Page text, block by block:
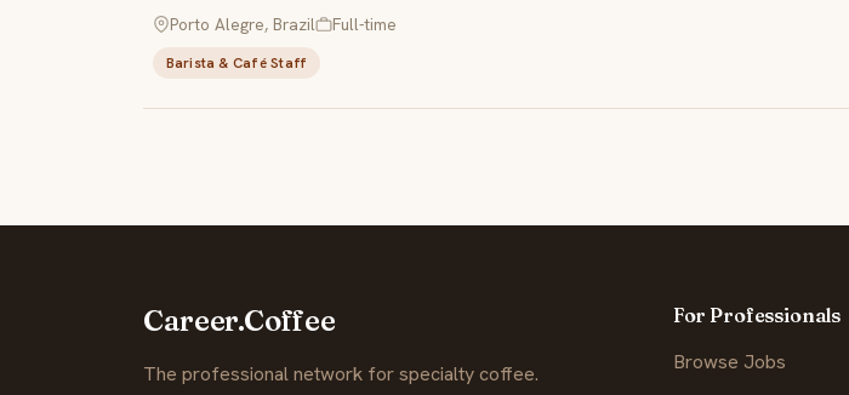
Porto Alegre, Brazil
Full-time
Barista & Café Staff
Career.Coffee
The professional network for specialty coffee.
For Professionals
Browse Jobs